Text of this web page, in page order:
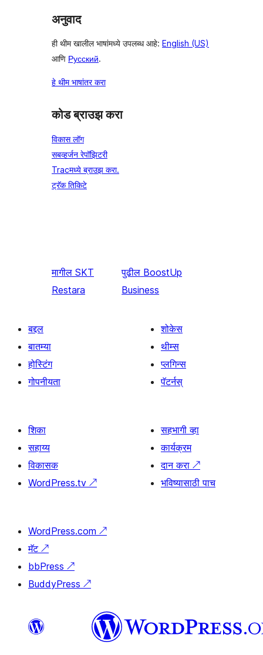
अनुवाद
ही थीम खालील भाषांमध्ये उपलब्ध आहे: English (US)
आणि Русский.
हे थीम भाषांतर करा
कोड ब्राउझ करा
विकास लॉग
सबव्हर्जन रेपॉझिटरी
Tracमध्ये ब्राउझ करा.
ट्रॅक तिकिटे
मागील SKT
Restara
पुढील BoostUp
Business
बद्दल
बातम्या
होस्टिंग
गोपनीयता
शोकेस
थीम्स
प्लगिन्स
पॅटर्नस्
शिका
सहाय्य
विकासक
WordPress.tv ↗
सहभागी व्हा
कार्यक्रम
दान करा ↗
भविष्यासाठी पाच
WordPress.com ↗
मॅट ↗
bbPress ↗
BuddyPress ↗